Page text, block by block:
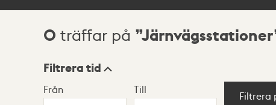
Sökresultat
0 träffar på Järnvägsstationer
Visningsläge
Filtrera tid
Från Till
Filtrera